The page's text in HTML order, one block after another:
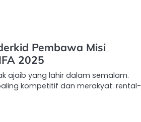
Pembawa Misi
2025
ajaib yang lahir dalam semalam.
kompetitif dan merakyat: rental-